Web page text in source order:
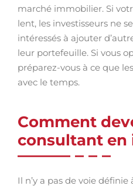
marché immobilier. Si
lent, les investisseurs ne
intéressés à ajouter
leur portefeuille. Si vous
préparez-vous à ce que
avec le temps.
Comment
consultant
Il n’y a pas de voie